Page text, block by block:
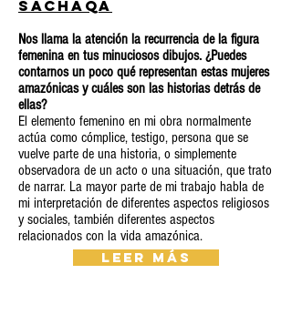
Sachaqa
Nos llama la atención la recurrencia de la figura
femenina en tus minuciosos dibujos. ¿Puedes
contarnos un poco qué representan estas mujeres
amazónicas y cuáles son las historias detrás de
ellas?
El elemento femenino en mi obra normalmente
actúa como cómplice, testigo, persona que se
vuelve parte de una historia, o simplemente
observadora de un acto o una situación, que trato
de narrar. La mayor parte de mi trabajo habla de
mi interpretación de diferentes aspectos religiosos
y sociales, también diferentes aspectos
relacionados con la vida amazónica.
Leer más